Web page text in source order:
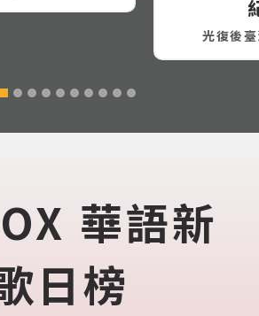
光復後
華語新
日榜